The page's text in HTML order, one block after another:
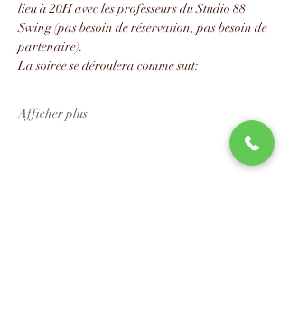
lieu à 20H avec les professeurs du Studio 88
Swing (pas besoin de réservation, pas besoin de
partenaire).
La soirée se déroulera comme suit:
Afficher plus